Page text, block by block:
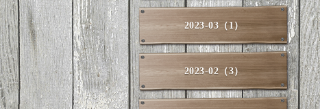
2023-03（1）
2023-02（3）